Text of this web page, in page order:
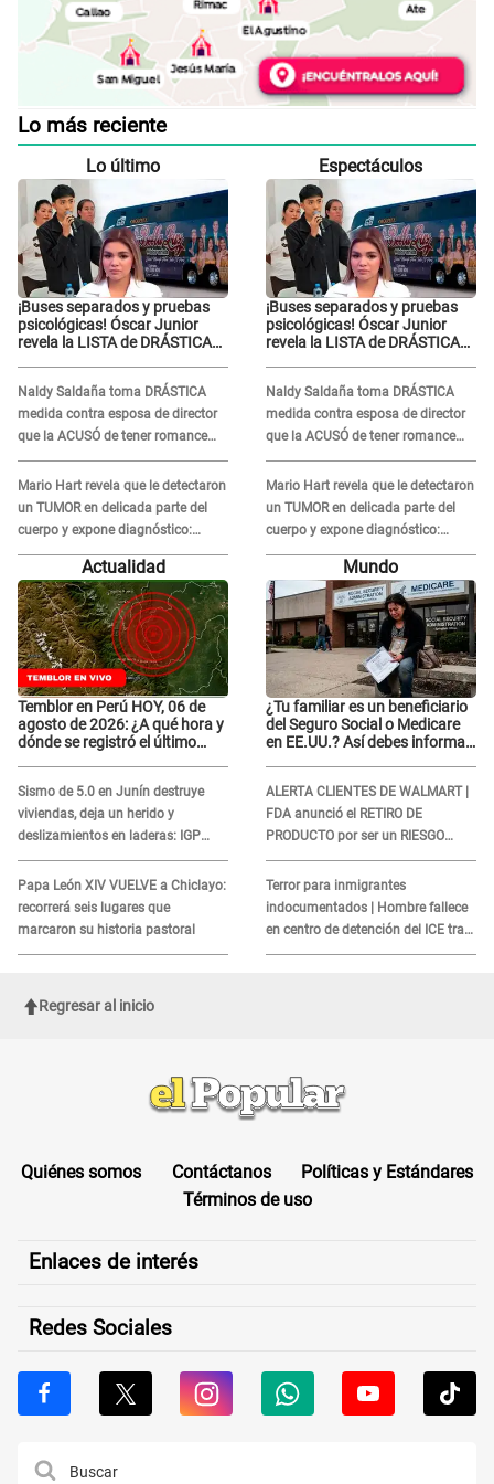
Lo más reciente
Lo último
¡Buses separados y pruebas
psicológicas! Óscar Junior
revela la LISTA de DRÁSTICAS
Naldy Saldaña
Naldy Saldaña toma DRÁSTICA
medida contra esposa de director
que la ACUSÓ de tener romance
con él: "Muy triste..."
Mario Hart revela que le detectaron
un TUMOR en delicada parte del
cuerpo y expone diagnóstico:
"Dolores muy fuertes..."
Espectáculos
¡Buses separados y pruebas
psicológicas! Óscar Junior
revela la LISTA de DRÁSTICAS
Naldy Saldaña
Naldy Saldaña toma DRÁSTICA
medida contra esposa de director
que la ACUSÓ de tener romance
con él: "Muy triste..."
Mario Hart revela que le detectaron
un TUMOR en delicada parte del
cuerpo y expone diagnóstico:
"Dolores muy fuertes..."
Actualidad
Temblor en Perú HOY, 06 de
agosto de 2026: ¿A qué hora y
dónde se registró el último
Sismo de 5.0 en Junín destruye
viviendas, deja un herido y
deslizamientos en laderas: IGP
alerta sobre posibles réplicas
Papa León XIV VUELVE a Chiclayo:
recorrerá seis lugares que
marcaron su historia pastoral
Mundo
¿Tu familiar es un beneficiario
del Seguro Social o Medicare
en EE.UU.? Así debes informar
ALERTA CLIENTES DE WALMART |
FDA anunció el RETIRO DE
PRODUCTO por ser un RIESGO
MORTAL para consumidores: ¿Cuál
es?
Terror para inmigrantes
indocumentados | Hombre fallece
en centro de detención del ICE tras
sufrir una "emergencia médica"
Regresar al inicio
Quiénes somos Contáctanos
Políticas y Estándares
Términos de uso
Enlaces de interés
Redes Sociales